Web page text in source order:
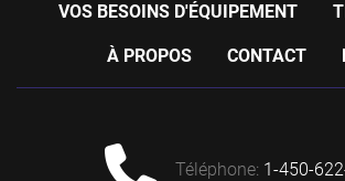
VOS BESOINS D'ÉQUIPEMENT
À PROPOS CONTACT
téléphone: 1-450-